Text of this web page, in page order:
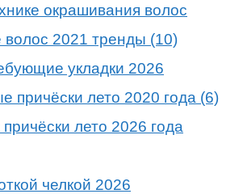
окрашивания волос
укладки 2026
лето 2026 года
челкой 2026